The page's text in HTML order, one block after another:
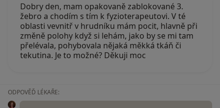
Dobry den, mam opakovaně zablokované 3.
žebro a chodím s tím k fyzioterapeutovi. V té
oblasti vevnitř v hrudníku mám pocit, hlavně při
změně polohy když si lehám, jako by se mi tam
přelévala, pohybovala nějaká měkká tkáň či
tekutina. Je to možné? Děkuji moc
ODPOVĚĎ LÉKAŘE: